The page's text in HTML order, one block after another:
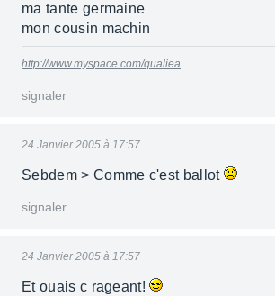
ma tante germaine
mon cousin machin
http://www.myspace.com/qualiea
signaler
24 Janvier 2005 à 17:57
Sebdem > Comme c'est ballot
signaler
24 Janvier 2005 à 17:57
Et ouais c rageant!